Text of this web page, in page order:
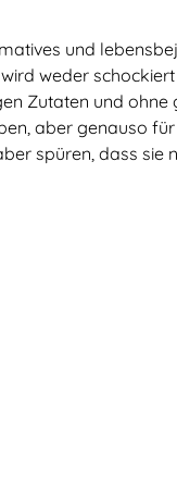
und
weder
Zutaten und
aber genauso
spüren, dass